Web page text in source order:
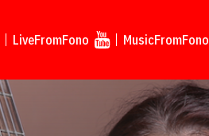
LiveFromFono MusicFromFono